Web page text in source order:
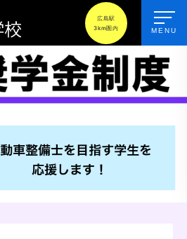
MENU
広島駅
3km圏内